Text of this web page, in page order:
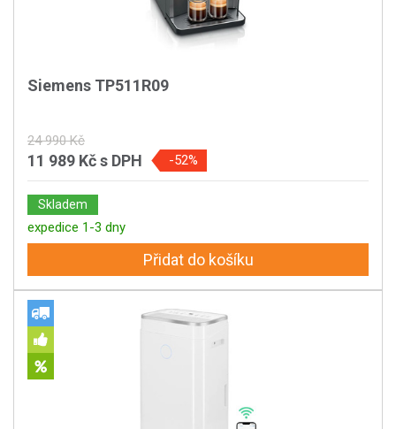
Siemens TP511R09
24 990 Kč
11 989 Kčs DPH -52%
Skladem
expedice 1-3 dny
Přidat do košíku